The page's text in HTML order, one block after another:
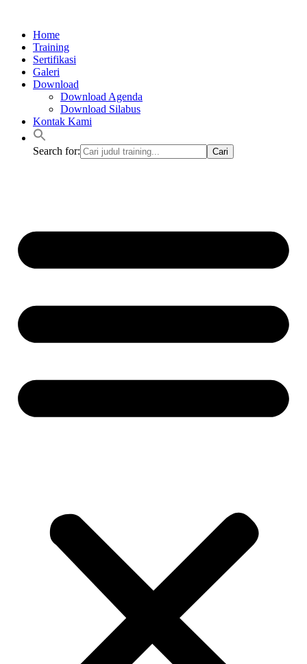
kontenHome
Training
Sertifikasi
Galeri
Download
Download Agenda
Download Silabus
Kontak Kami
Search for: